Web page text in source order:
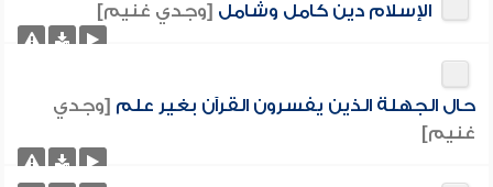
الإسلام دين كامل وشامل [وجدي غنيم]
حال الجهلة الذين يفسرون القرآن بغير علم [وجدي
غنيم]